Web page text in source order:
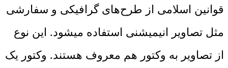
قوانین اسلامی از طرح‌های گرافیکی و سفارشی
مثل تصاویر انیمیشنی استفاده میشود. این نوع
از تصاویر به وکتور هم معروف هستند. وکتور یک